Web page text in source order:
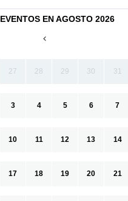
EVENTOS EN AGOSTO 2026
27 28 29 30 31
3 4 5 6 7
10 11 12 13 14
17 18 19 20 21